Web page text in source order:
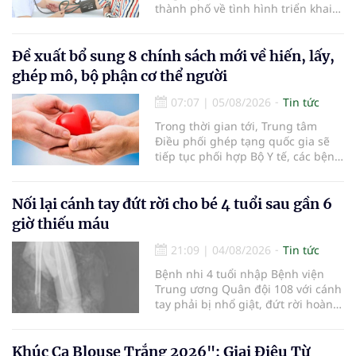
thành phố về tình hình triển khai
nhận 32.286.360 người, chiếm gần
30% dân số cả nước đã được khám
sức khỏe định kỳ năm nay.
Đề xuất bổ sung 8 chính sách mới về hiến, lấy,
ghép mô, bộ phận cơ thể người
07:07 | 05/08/2026
Tin tức
Trong thời gian tới, Trung tâm
Điều phối ghép tạng quốc gia sẽ
tiếp tục phối hợp Bộ Y tế, các bệnh
cường truyền thông, hoàn thiện
quy trình chuyên môn và hệ thống
hiến và ghép mô tạng.
Nối lại cánh tay đứt rời cho bé 4 tuổi sau gần 6
giờ thiếu máu
21:09 | 04/08/2026
Tin tức
Bệnh nhi 4 tuổi nhập Bệnh viện
Trung ương Quân đội 108 với cánh
tay phải bị nhổ giật, đứt rời hoàn
thương nặng và thời gian thiếu
Khúc Ca Blouse Trắng 2026": Giai Điệu Từ